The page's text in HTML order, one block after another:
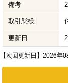
備考
取引態様
更新日
【次回更新日】2026年